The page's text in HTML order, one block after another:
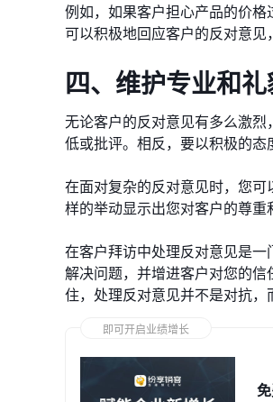
例如，如果客户担心产品的价
可以积极地回应客户的反对意见
四、维护专业和
无论客户的反对意见有多么激
低或批评。相反，要以积极的态
在面对复杂的反对意见时，您
样的举动显示出您对客户的尊重
在客户拜访中处理反对意见是
解决问题，并增进客户对您的
住，处理反对意见并不是对抗，
即可开启业绩增长